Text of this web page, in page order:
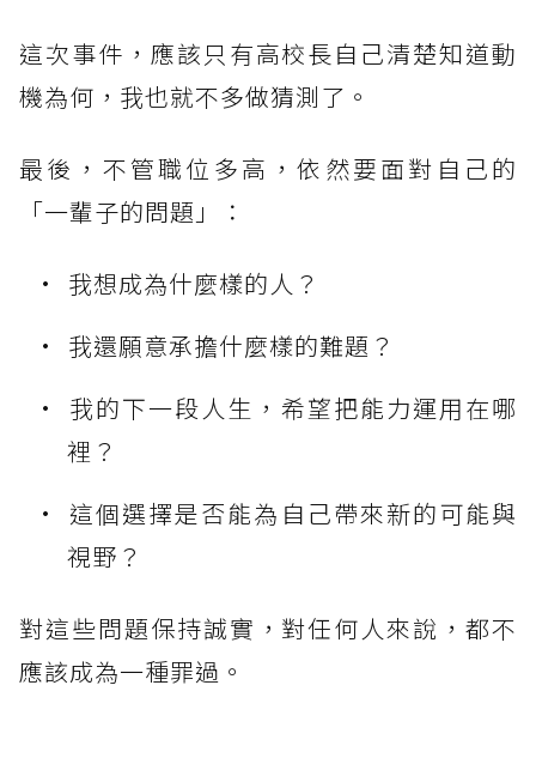
這次事件，應該只有高校長自己清楚知道動
機為何，我也就不多做猜測了。
最後，不管職位多高，依然要面對自己的
「一輩子的問題」：
我想成為什麼樣的人？
我還願意承擔什麼樣的難題？
我的下一段人生，希望把能力運用在哪
裡？
這個選擇是否能為自己帶來新的可能與
視野？
對這些問題保持誠實，對任何人來說，都不
應該成為一種罪過。